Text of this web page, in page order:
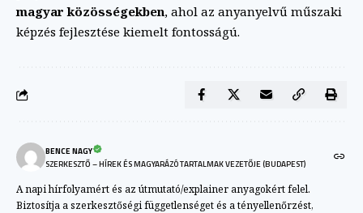
magyar közösségekben, ahol az anyanyelvű műszaki
képzés fejlesztése kiemelt fontosságú.
BENCE NAGY
SZERKESZTŐ – HÍREK ÉS MAGYARÁZÓ TARTALMAK VEZETŐJE (BUDAPEST)
A napi hírfolyamért és az útmutató/explainer anyagokért felel.
Biztosítja a szerkesztőségi függetlenséget és a tényellenőrzést,